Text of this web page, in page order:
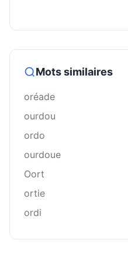
Mots similaires
oréade
ourdou
ordo
ourdoue
Oort
ortie
ordi